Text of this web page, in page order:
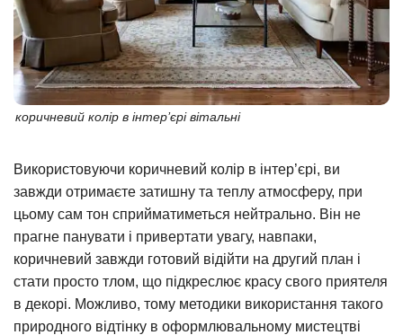
коричневий колір в інтер’єрі вітальні
Використовуючи коричневий колір в інтер’єрі, ви
завжди отримаєте затишну та теплу атмосферу, при
цьому сам тон сприйматиметься нейтрально. Він не
прагне панувати і привертати увагу, навпаки,
коричневий завжди готовий відійти на другий план і
стати просто тлом, що підкреслює красу свого приятеля
в декорі. Можливо, тому методики використання такого
природного відтінку в оформлювальному мистецтві